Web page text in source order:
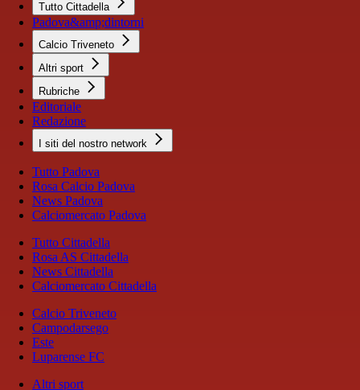
Tutto Cittadella
Padova&amp;dintorni
Calcio Triveneto
Altri sport
Rubriche
Editoriale
Redazione
I siti del nostro network
Tutto Padova
Rosa Calcio Padova
News Padova
Calciomercato Padova
Tutto Cittadella
Rosa AS Cittadella
News Cittadella
Calciomercato Cittadella
Calcio Triveneto
Campodarsego
Este
Luparense FC
Altri sport